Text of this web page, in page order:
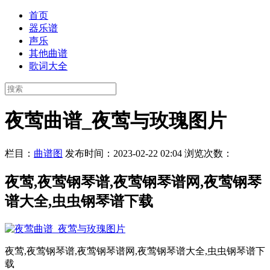
首页
器乐谱
声乐
其他曲谱
歌词大全
夜莺曲谱_夜莺与玫瑰图片
栏目： 曲谱图 发布时间：2023-02-22 02:04 浏览次数：
夜莺,夜莺钢琴谱,夜莺钢琴谱网,夜莺钢琴
谱大全,虫虫钢琴谱下载
夜莺,夜莺钢琴谱,夜莺钢琴谱网,夜莺钢琴谱大全,虫虫钢琴谱下
载